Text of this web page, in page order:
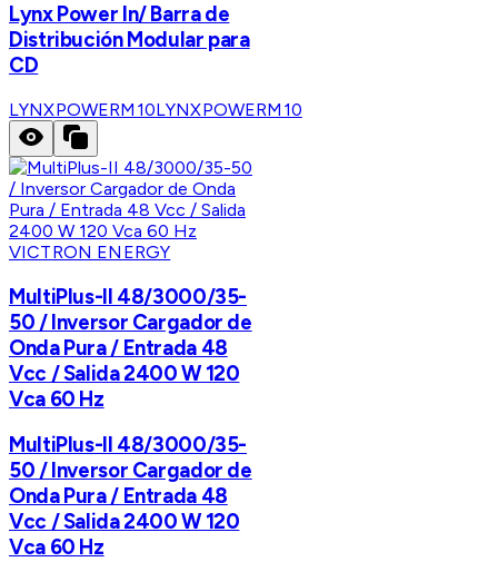
Lynx Power In/ Barra de
Distribución Modular para
CD
LYNXPOWERM10LYNXPOWERM10
VICTRON ENERGY
MultiPlus-II 48/3000/35-
50 / Inversor Cargador de
Onda Pura / Entrada 48
Vcc / Salida 2400 W 120
Vca 60 Hz
MultiPlus-II 48/3000/35-
50 / Inversor Cargador de
Onda Pura / Entrada 48
Vcc / Salida 2400 W 120
Vca 60 Hz